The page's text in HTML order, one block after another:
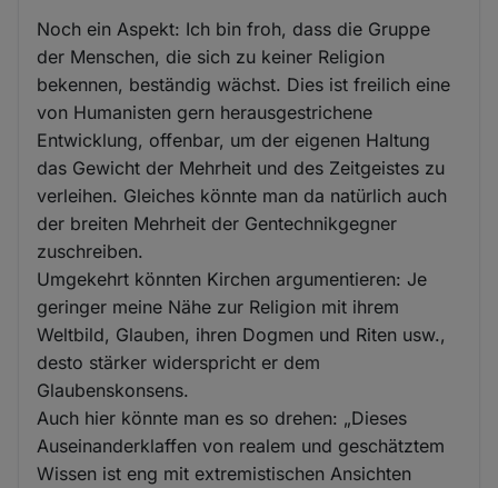
Noch ein Aspekt: Ich bin froh, dass die Gruppe
der Menschen, die sich zu keiner Religion
bekennen, beständig wächst. Dies ist freilich eine
von Humanisten gern herausgestrichene
Entwicklung, offenbar, um der eigenen Haltung
das Gewicht der Mehrheit und des Zeitgeistes zu
verleihen. Gleiches könnte man da natürlich auch
der breiten Mehrheit der Gentechnikgegner
zuschreiben.
Umgekehrt könnten Kirchen argumentieren: Je
geringer meine Nähe zur Religion mit ihrem
Weltbild, Glauben, ihren Dogmen und Riten usw.,
desto stärker widerspricht er dem
Glaubenskonsens.
Auch hier könnte man es so drehen: „Dieses
Auseinanderklaffen von realem und geschätztem
Wissen ist eng mit extremistischen Ansichten